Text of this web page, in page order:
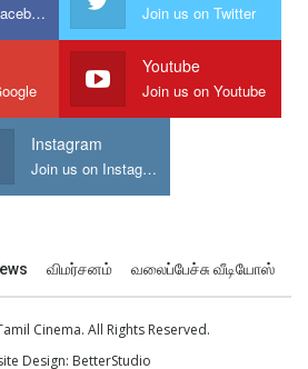
Join us on Facebook Join us on Twitter
Youtube
Join us on Youtube
Instagram
Join us on Instagram
விமர்சனம் வலைப்பேச்சு வீடியோஸ்
Cinema. All Rights Reserved.
Design: BetterStudio